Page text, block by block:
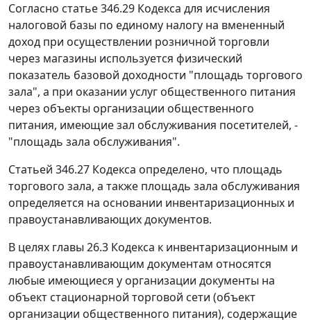
Согласно статье 346.29 Кодекса для исчисления
налоговой базы по единому налогу на вмененный
доход при осуществлении розничной торговли
через магазины используется физический
показатель базовой доходности "площадь торгового
зала", а при оказании услуг общественного питания
через объекты организации общественного
питания, имеющие зал обслуживания посетителей, -
"площадь зала обслуживания".
Статьей 346.27 Кодекса определено, что площадь
торгового зала, а также площадь зала обслуживания
определяется на основании инвентаризационных и
правоустанавливающих документов.
В целях главы 26.3 Кодекса к инвентаризационным и
правоустанавливающим документам относятся
любые имеющиеся у организации документы на
объект стационарной торговой сети (объект
организации общественного питания), содержащие